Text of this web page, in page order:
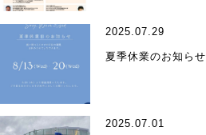
受賞歴
ア掲載・出
2025.07.29
夏季休業のお知らせ
2025.07.01